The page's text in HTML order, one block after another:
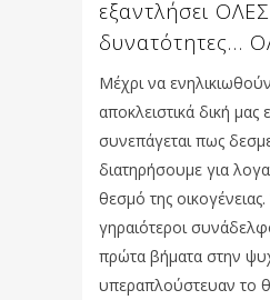
εξαντλήσει ΟΛΕΣ
δυνατότητες…
Μέχρι να
αποκλειστικά δική
συνεπάγεται πως
διατηρήσουμε για
θεσμό της
γηραιότεροι
πρώτα βήματα στην
υπεραπλούστευαν το